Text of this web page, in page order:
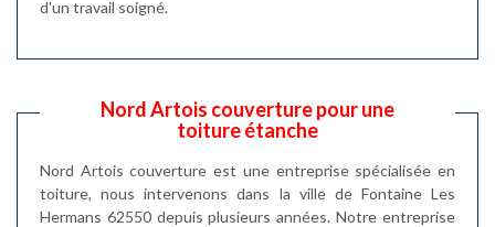
d'un travail soigné.
Nord Artois couverture pour une
toiture étanche
Nord Artois couverture est une entreprise spécialisée en
toiture, nous intervenons dans la ville de Fontaine Les
Hermans 62550 depuis plusieurs années. Notre entreprise